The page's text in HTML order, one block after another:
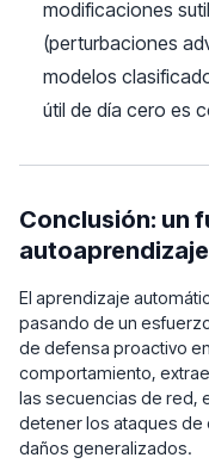
modificaciones
(perturbaciones
modelos
útil de día cero es
Conclusión: un
autoaprendizaje
El aprendizaje
pasando de un
de defensa proactivo
comportamiento,
las secuencias de red,
detener los ataques de
daños generalizados.